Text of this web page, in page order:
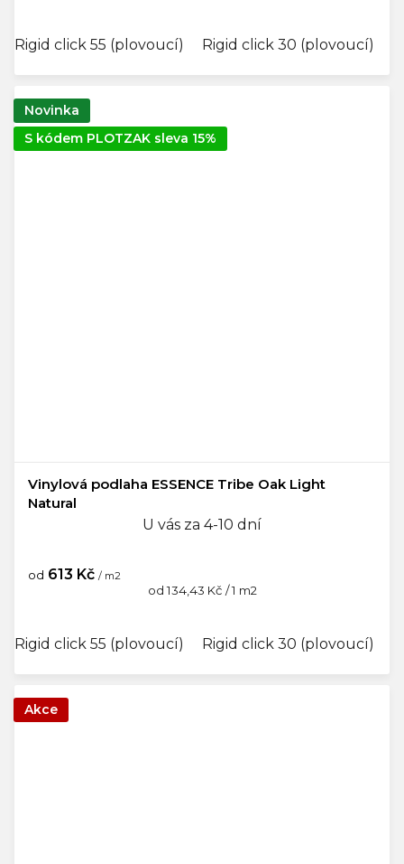
Rigid click 55 (plovoucí) Rigid click 30 (plovoucí)
Novinka
S kódem PLOTZAK sleva 15%
Vinylová podlaha ESSENCE Tribe Oak Light
Natural
U vás za 4-10 dní
od 613 Kč / m2
Měrná
od 134,43 Kč / 1 m2
Rigid click 55 (plovoucí) Rigid click 30 (plovoucí)
Akce